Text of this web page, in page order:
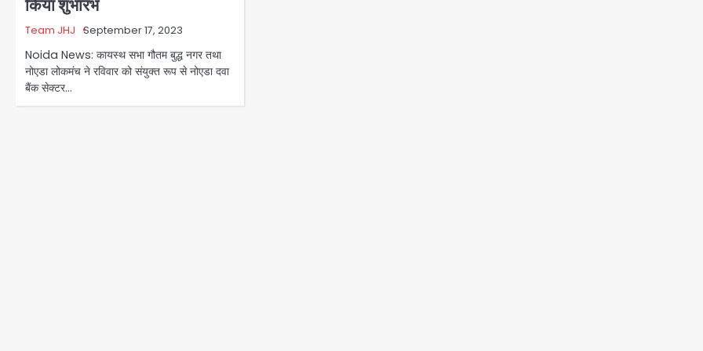
किया शुभारंभ
Team JHJ September 17, 2023
Noida News: कायस्थ सभा गौतम बुद्ध नगर तथा
नोएडा लोकमंच ने रविवार को संयुक्त रूप से नोएडा दवा
बैंक सेक्टर…